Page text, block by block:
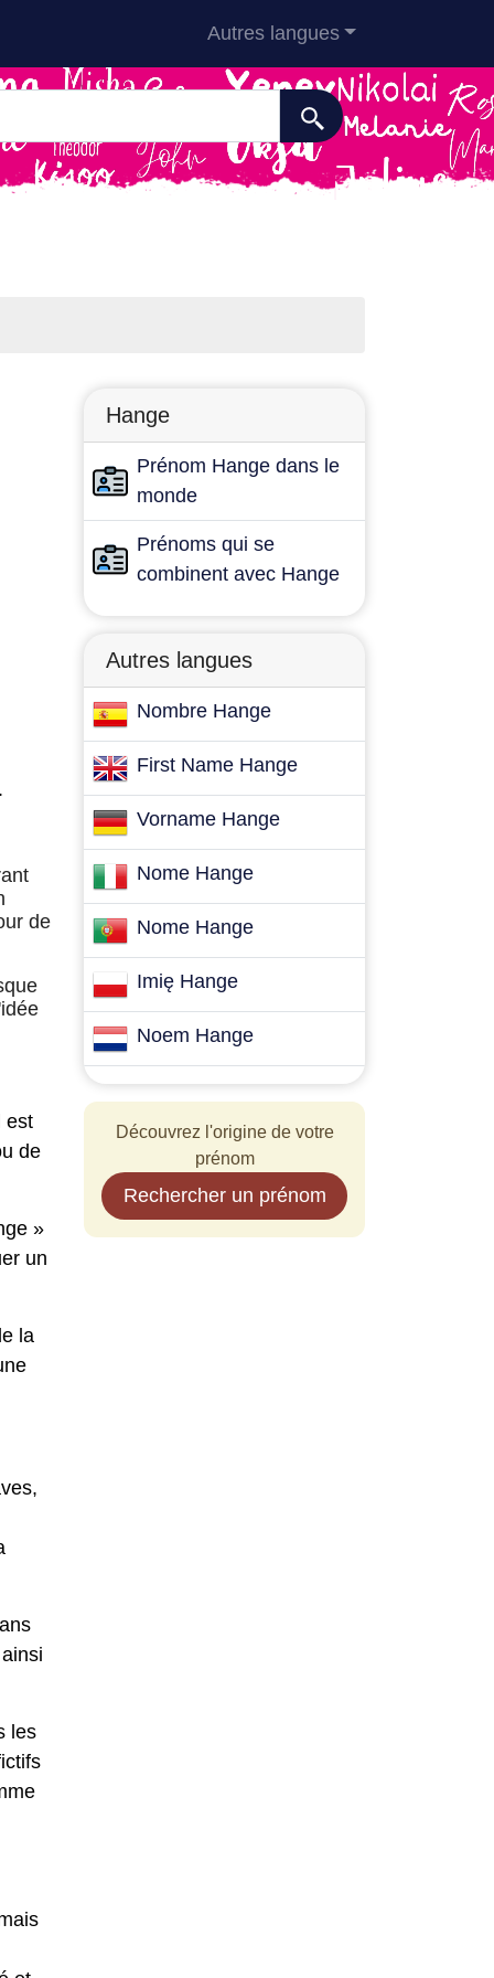
Autres langues
de
est
de
»
un
la
les
Hange
Prénom Hange dans le
monde
Prénoms qui se
combinent avec Hange
Autres langues
Nombre Hange
First Name Hange
Vorname Hange
Nome Hange
Nome Hange
Imię Hange
Noem Hange
Découvrez l'origine de votre
prénom
Rechercher un prénom